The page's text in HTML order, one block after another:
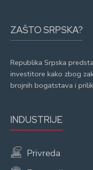
ZAŠTO SRPSKA?
Republika Srpska
investitore kako zbog
brojnih bogatstava i
INDUSTRIJE
Privreda